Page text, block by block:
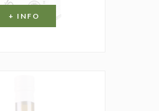
+ INFO